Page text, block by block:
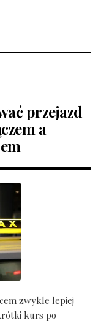
przejazd
a
zwykle lepiej
kurs po